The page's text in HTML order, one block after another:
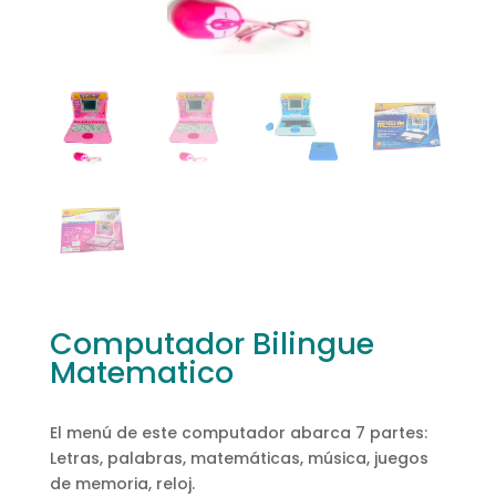
Computador Bilingue
Matematico
El menú de este computador abarca 7 partes:
Letras, palabras, matemáticas, música, juegos
de memoria, reloj.